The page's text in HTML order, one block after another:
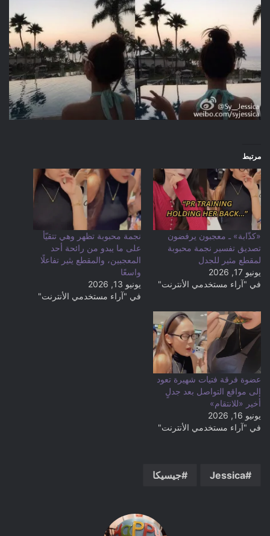
مرتبط
«كذّابة» ـ معجبون يرفضون
تصديق تفسير نجمة محبوبة
لمقطع مثير للجدل
يونيو 17, 2026
في "آراء مستخدمي الأنترنت"
نجمة محبوبة تظهر وهي تتقيّأ
على ما يبدو من رائحة أحد
المعجبين، والمقطع يثير تفاعلًا
واسعًا
يونيو 13, 2026
في "آراء مستخدمي الأنترنت"
عضوة فرقة فتيات شهيرة تعود
إلى مواقع التواصل بعد جدلٍ
أخير «للانتقام»
يونيو 16, 2026
في "آراء مستخدمي الأنترنت"
Jessica جيسيكا